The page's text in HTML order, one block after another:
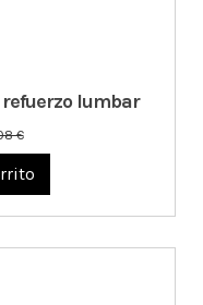
lumbar
€